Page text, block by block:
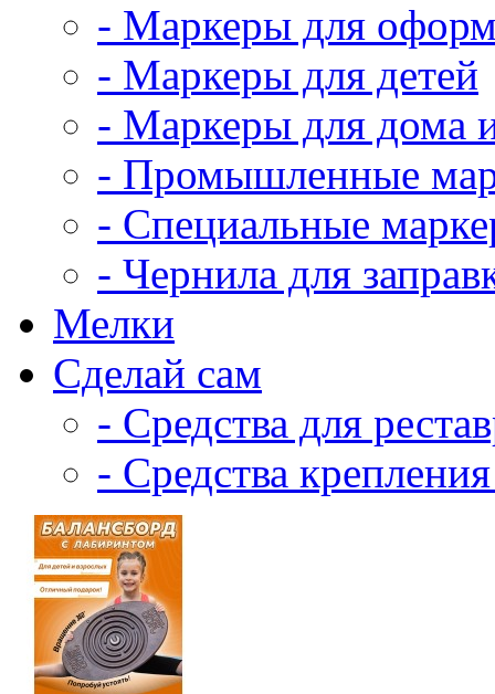
- Маркеры для
- Маркеры для детей
- Маркеры для дома
- Промышленные
- Специальные
- Чернила для
Мелки
Сделай сам
- Средства для
- Средства